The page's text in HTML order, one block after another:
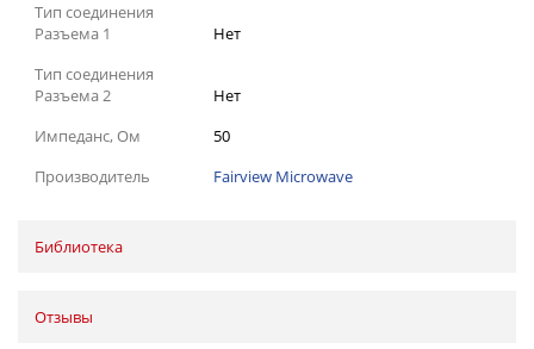
Тип соединения
Разъема 1
Нет
Тип соединения
Разъема 2
Нет
Импеданс, Ом
50
Производитель
Fairview Microwave
Библиотека
Отзывы